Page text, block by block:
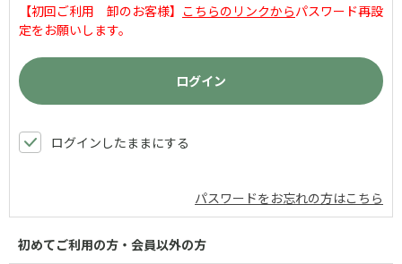
【初回ご利用 卸のお客様】 こちらのリンクからパスワード再設
定をお願いします。
ログインしたままにする
パスワードをお忘れの方はこちら
初めてご利用の方・会員以外の方